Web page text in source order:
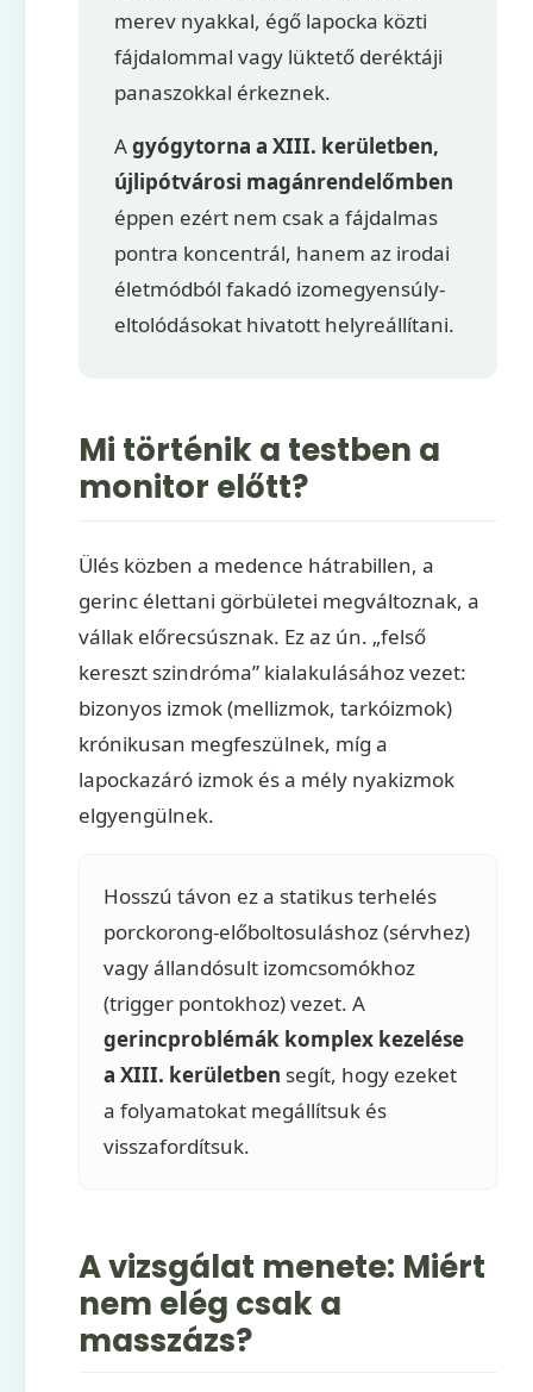
merev nyakkal, égő lapocka közti
fájdalommal vagy lüktető deréktáji
panaszokkal érkeznek.
Agyógytorna a XIII. kerületben,
újlipótvárosi magánrendelőmben
éppen ezért nem csak a fájdalmas
pontra koncentrál, hanem az irodai
életmódból fakadó izomegyensúly-
eltolódásokat hivatott helyreállítani.
Mi történik a testben a
monitor előtt?
Ülés közben a medence hátrabillen, a
gerinc élettani görbületei megváltoznak, a
vállak előrecsúsznak. Ez az ún. „felső
kereszt szindróma” kialakulásához vezet:
bizonyos izmok (mellizmok, tarkóizmok)
krónikusan megfeszülnek, míg a
lapockazáró izmok és a mély nyakizmok
elgyengülnek.
Hosszú távon ez a statikus terhelés
porckorong-előboltosuláshoz (sérvhez)
vagy állandósult izomcsomókhoz
(trigger pontokhoz) vezet. A
gerincproblémák komplex kezelése
a XIII. kerületben segít, hogy ezeket
a folyamatokat megállítsuk és
visszafordítsuk.
A vizsgálat menete: Miért
nem elég csak a
masszázs?